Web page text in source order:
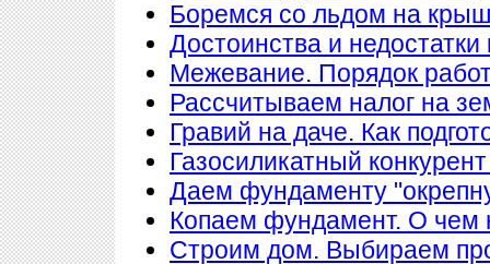
Боремся со льдом на
Достоинства и
Межевание. Порядок
Рассчитываем налог на
Гравий на даче. Как
Газосиликатный
Даем фундаменту
Копаем фундамент. О чем
Строим дом. Выбираем